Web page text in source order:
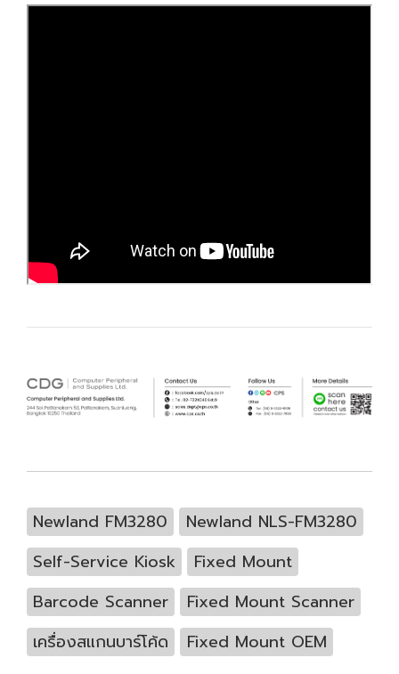
Newland FM3280
Newland NLS-FM3280
Self-Service Kiosk
Fixed Mount
Barcode Scanner
Fixed Mount Scanner
เครื่องสแกนบาร์โค้ด
Fixed Mount OEM